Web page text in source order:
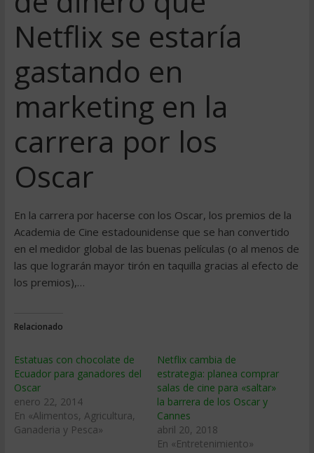
Netflix se estaría
gastando en
marketing en la
carrera por los
Oscar
En la carrera por hacerse con los Oscar, los premios de la
Academia de Cine estadounidense que se han convertido
en el medidor global de las buenas películas (o al menos de
las que lograrán mayor tirón en taquilla gracias al efecto de
los premios),…
Relacionado
Estatuas con chocolate de
Ecuador para ganadores del
Oscar
enero 22, 2014
En «Alimentos, Agricultura,
Ganaderia y Pesca»
Netflix cambia de
estrategia: planea comprar
salas de cine para «saltar»
la barrera de los Oscar y
Cannes
abril 20, 2018
En «Entretenimiento»